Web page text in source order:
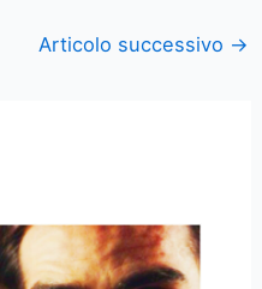
Articolo successivo →